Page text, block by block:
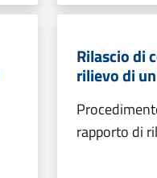
Rilascio di
rilievo di
rapporto di